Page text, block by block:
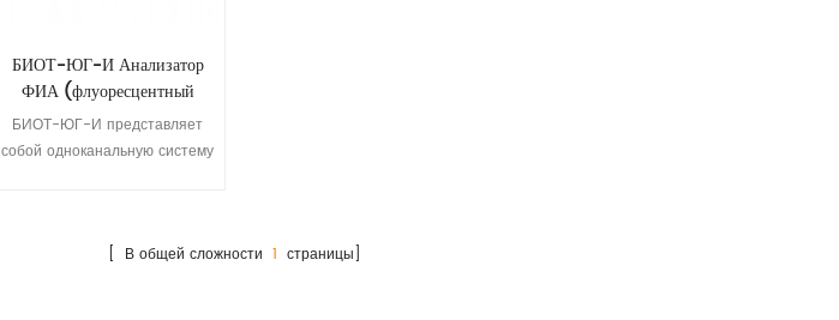
БИОТ-ЮГ-И Анализатор
ФИА (флуоресцентный
иммуноферментный
анализатор)
БИОТ-ЮГ-И представляет
собой одноканальную систему
концентрацию целевого[ В общей сложности1 страницы]